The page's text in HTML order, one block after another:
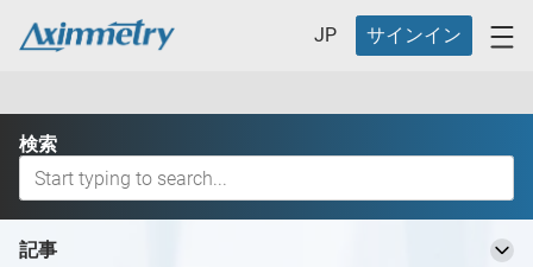
JP サインイン
検索
記事